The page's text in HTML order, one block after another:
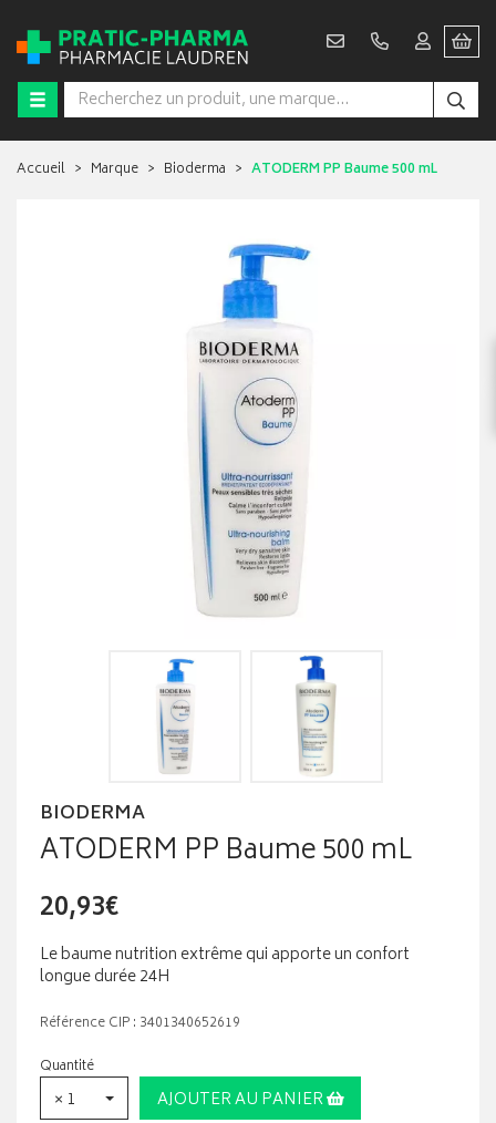
Accueil Marque Bioderma ATODERM PP Baume 500 mL
BIODERMA
ATODERM PP Baume 500 mL
20,93€
Le baume nutrition extrême qui apporte un confort
longue durée 24H
Référence CIP : 3401340652619
Quantité
× 1
AJOUTER AU PANIER